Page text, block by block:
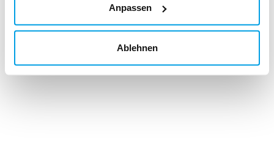
Anpassen
Ablehnen